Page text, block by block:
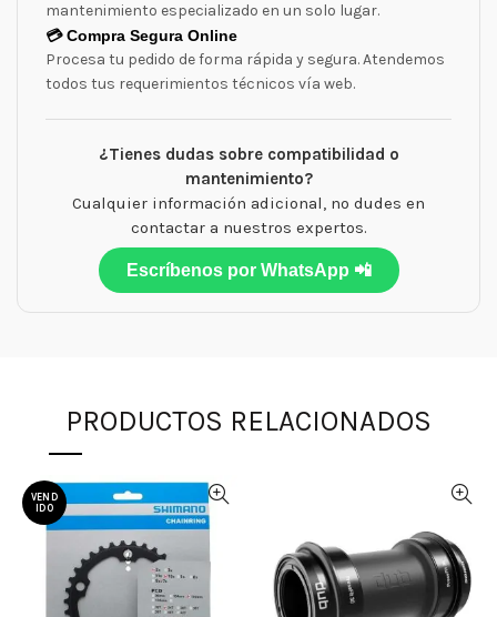
mantenimiento especializado en un solo lugar.
💳 Compra Segura Online
Procesa tu pedido de forma rápida y segura. Atendemos
todos tus requerimientos técnicos vía web.
¿Tienes dudas sobre compatibilidad o
mantenimiento?
Cualquier información adicional, no dudes en
contactar a nuestros expertos.
Escríbenos por WhatsApp 📲
PRODUCTOS RELACIONADOS
VEND
IDO